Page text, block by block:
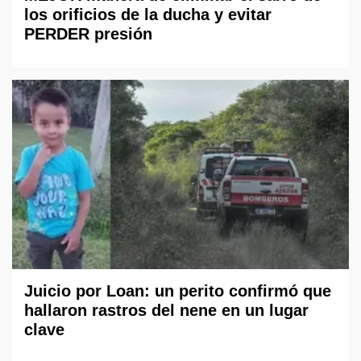
los orificios de la ducha y evitar
PERDER presión
Juicio por Loan: un perito confirmó que
hallaron rastros del nene en un lugar
clave